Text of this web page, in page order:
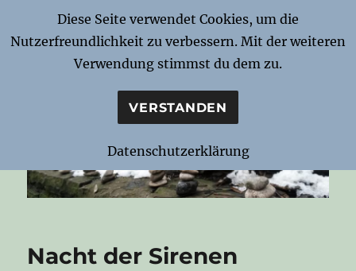
Notizen zur Nacht
Nacht der Sirenen
Diese Seite verwendet Cookies, um die
Nutzerfreundlichkeit zu verbessern. Mit der weiteren
Verwendung stimmst du dem zu.
VERSTANDEN
Datenschutzerklärung